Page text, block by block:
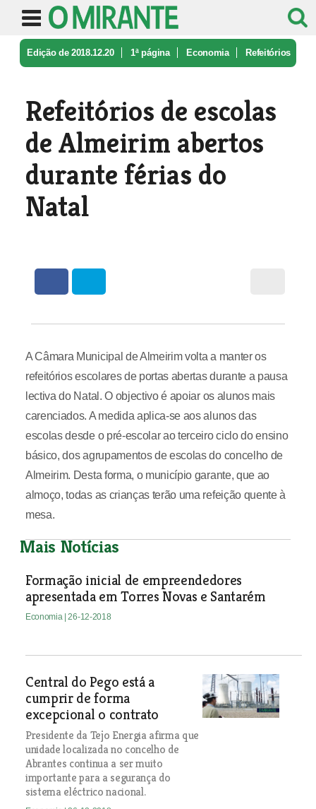
Edição de 2018.12.20 1ª página Economia Refeitórios
Refeitórios de escolas
de Almeirim abertos
durante férias do
Natal
A Câmara Municipal de Almeirim volta a manter os
refeitórios escolares de portas abertas durante a pausa
lectiva do Natal. O objectivo é apoiar os alunos mais
carenciados. A medida aplica-se aos alunos das
escolas desde o pré-escolar ao terceiro ciclo do ensino
básico, dos agrupamentos de escolas do concelho de
Almeirim. Desta forma, o município garante, que ao
almoço, todas as crianças terão uma refeição quente à
mesa.
Mais Notícias
Formação inicial de empreendedores
apresentada em Torres Novas e Santarém
Economia | 26-12-2018
Central do Pego está a
cumprir de forma
excepcional o contrato
Presidente da Tejo Energia afirma que
unidade localizada no concelho de
Abrantes continua a ser muito
importante para a segurança do
sistema eléctrico nacional.